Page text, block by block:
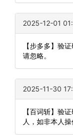
2025-12-01
【步多多】验
请忽略。
2025-11-30
【百词斩】验
人，如非本人操